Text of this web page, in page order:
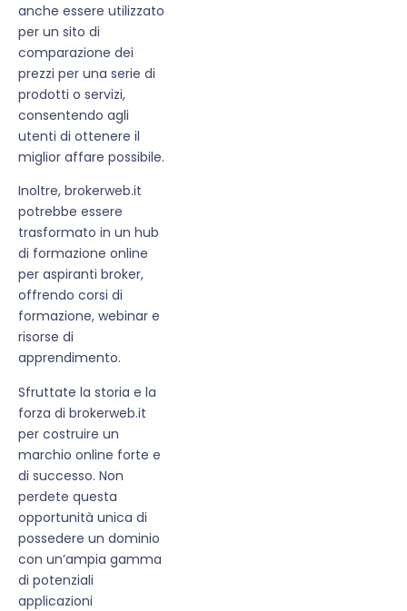
anche essere utilizzato
per un sito di
comparazione dei
prezzi per una serie di
prodotti o servizi,
consentendo agli
utenti di ottenere il
miglior affare possibile.
Inoltre, brokerweb.it
potrebbe essere
trasformato in un hub
di formazione online
per aspiranti broker,
offrendo corsi di
formazione, webinar e
risorse di
apprendimento.
Sfruttate la storia e la
forza di brokerweb.it
per costruire un
marchio online forte e
di successo. Non
perdete questa
opportunità unica di
possedere un dominio
con un’ampia gamma
di potenziali
applicazioni